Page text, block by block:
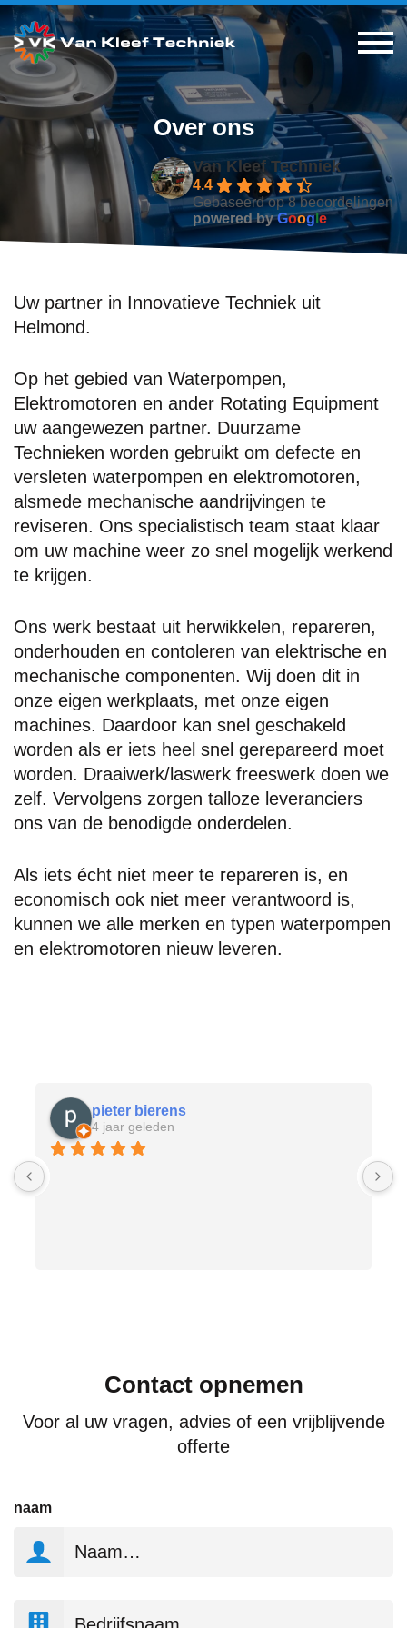
Over ons
Van Kleef Techniek
4.4
Gebaseerd op 8 beoordelingen
powered byGoogle
Uw partner in Innovatieve Techniek uit
Helmond.
Op het gebied van Waterpompen,
Elektromotoren en ander Rotating Equipment
uw aangewezen partner. Duurzame
Technieken worden gebruikt om defecte en
versleten waterpompen en elektromotoren,
alsmede mechanische aandrijvingen te
reviseren. Ons specialistisch team staat klaar
om uw machine weer zo snel mogelijk werkend
te krijgen.
Ons werk bestaat uit herwikkelen, repareren,
onderhouden en contoleren van elektrische en
mechanische componenten. Wij doen dit in
onze eigen werkplaats, met onze eigen
machines. Daardoor kan snel geschakeld
worden als er iets heel snel gerepareerd moet
worden. Draaiwerk/laswerk freeswerk doen we
zelf. Vervolgens zorgen talloze leveranciers
ons van de benodigde onderdelen.
Als iets écht niet meer te repareren is, en
economisch ook niet meer verantwoord is,
kunnen we alle merken en typen waterpompen
en elektromotoren nieuw leveren.
pieter bierens
4 jaar geleden
Contact opnemen
Voor al uw vragen, advies of een vrijblijvende
offerte
naam
Bedrijfsnaam